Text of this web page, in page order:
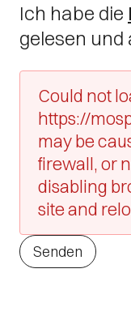
Ich habe die
gelesen und
Could not
https://
may be
firewall, or
disabling
site and
Senden